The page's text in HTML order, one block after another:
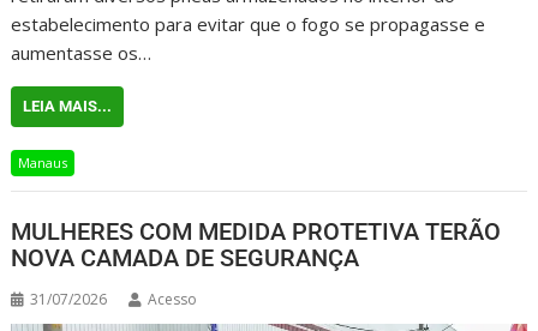
estabelecimento para evitar que o fogo se propagasse e
aumentasse os…
LEIA MAIS...
Manaus
MULHERES COM MEDIDA PROTETIVA TERÃO
NOVA CAMADA DE SEGURANÇA
31/07/2026 Acesso